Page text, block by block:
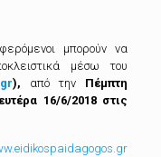
μπορούν να
μέσω του
), από την Πέμπτη
16/6/2018 στις